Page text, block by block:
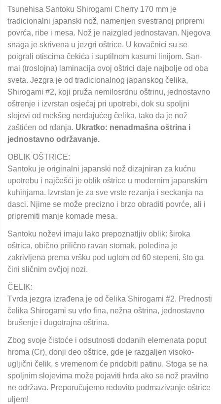
Tsunehisa Santoku Shirogami Cherry 170 mm je
tradicionalni japanski nož, namenjen svestranoj pripremi
povrća, ribe i mesa. Nož je naizgled jednostavan. Njegova
snaga je skrivena u jezgri oštrice. U kovačnici su se
poigrali otiscima čekića i suptilnom kasumi linijom. San-
mai (troslojna) laminacija ovoj oštrici daje najbolje od oba
sveta. Jezgra je od tradicionalnog japanskog čelika,
Shirogami #2, koji pruža nemilosrdnu oštrinu, jednostavno
oštrenje i izvrstan osjećaj pri upotrebi, dok su spoljni
slojevi od mekšeg nerđajućeg čelika, tako da je nož
zaštićen od rđanja. Ukratko: nenadmašna oštrina i
jednostavno održavanje.
OBLIK OŠTRICE:
Santoku je originalni japanski nož dizajniran za kućnu
upotrebu i najčešći je oblik oštrice u modernim japanskim
kuhinjama. Izvrstan je za sve vrste rezanja i seckanja na
dasci. Njime se može precizno i brzo obraditi povrće, ali i
pripremiti manje komade mesa.
Santoku noževi imaju lako prepoznatljiv oblik: široka
oštrica, obično prilično ravan stomak, poleđina je
zakrivljena prema vršku pod uglom od 60 stepeni, što ga
čini sličnim ovčjoj nozi.
ČELIK:
Tvrda jezgra izrađena je od čelika Shirogami #2. Prednosti
čelika Shirogami su vrlo fina, nežna oštrina, jednostavno
brušenje i dugotrajna oštrina.
Zbog svoje čistoće i odsutnosti dodanih elemenata poput
hroma (Cr), donji deo oštrice, gde je razgaljen visoko-
ugljični čelik, s vremenom će pridobiti patinu. Stoga se na
spoljnim slojevima može pojaviti hrđa ako se nož pravilno
ne održava. Preporučujemo redovito podmazivanje oštrice
uljem!